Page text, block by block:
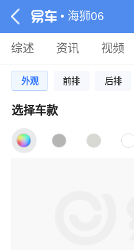
• 海狮06
综述 资讯 视频
外观 前排 后排
选择车款